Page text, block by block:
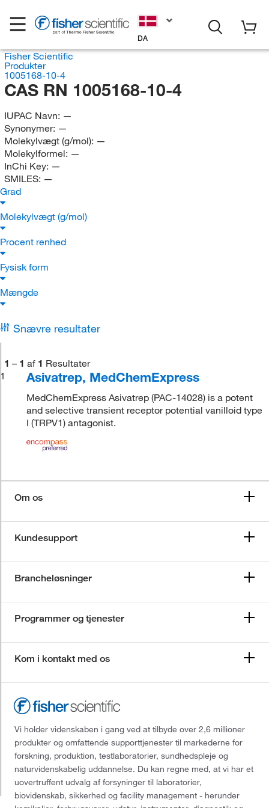
DA
Fisher Scientific
Produkter
1005168-10-4
CAS RN 1005168-10-4
IUPAC Navn: —
Synonymer: —
Molekylvægt (g/mol): —
Molekylformel: —
InChi Key: —
SMILES: —
Grad
Molekylvægt (g/mol)
Procent renhed
Fysisk form
Mængde
Snævre resultater
1 – 1 af 1 Resultater
1
Asivatrep, MedChemExpress
MedChemExpress Asivatrep (PAC-14028) is a potent
and selective transient receptor potential vanilloid type
I (TRPV1) antagonist.
Om os
Kundesupport
Brancheløsninger
Programmer og tjenester
Kom i kontakt med os
Vi holder videnskaben i gang ved at tilbyde over 2,6 millioner
produkter og omfattende supporttjenester til markederne for
forskning, produktion, testlaboratorier, sundhedspleje og
naturvidenskabelig uddannelse. Du kan regne med, at vi har et
uovertruffent udvalg af forsyninger til laboratorier,
biovidenskab, sikkerhed og facility management - herunder